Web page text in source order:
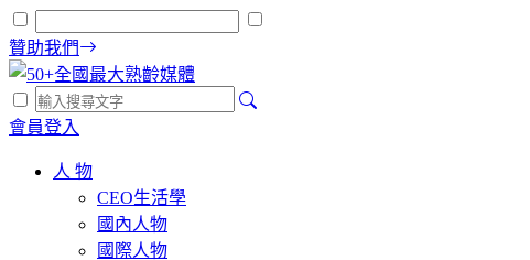
贊助我們
會員登入
人 物
CEO生活學
國內人物
國際人物